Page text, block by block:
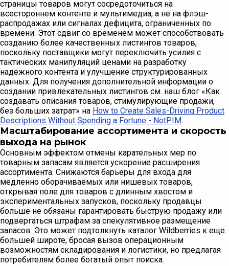
страницы товаров могут сосредоточиться на
всестороннем контенте и мультимедиа, а не на флэш-
распродажах или сигналах дефицита, ограниченных по
времени. Этот сдвиг со временем может способствовать
созданию более качественных листингов товаров,
поскольку поставщики могут переключить усилия с
тактических манипуляций ценами на разработку
надежного контента и улучшение структурированных
данных. Для получения дополнительной информации о
создании привлекательных листингов см. наш блог «Как
создавать описания товаров, стимулирующие продажи,
без больших затрат» на How to Create Sales-Driving Product
Descriptions Without Spending a Fortune - NotPIM.
Масштабирование ассортимента и скорость
выхода на рынок
Основным эффектом отмены карательных мер по
товарным запасам является ускорение расширения
ассортимента. Снижаются барьеры для входа для
медленно оборачиваемых или нишевых товаров,
открывая поле для товаров с длинным хвостом и
экспериментальных запусков, поскольку продавцы
больше не обязаны гарантировать быструю продажу или
подвергаться штрафам за спекулятивное размещение
запасов. Это может подтолкнуть каталог Wildberries к еще
большей широте, бросая вызов операционным
возможностям складирования и логистики, но предлагая
потребителям более богатый опыт поиска.